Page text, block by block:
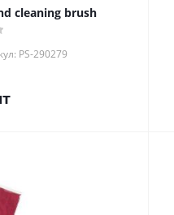
cleaning brush
PS-290279